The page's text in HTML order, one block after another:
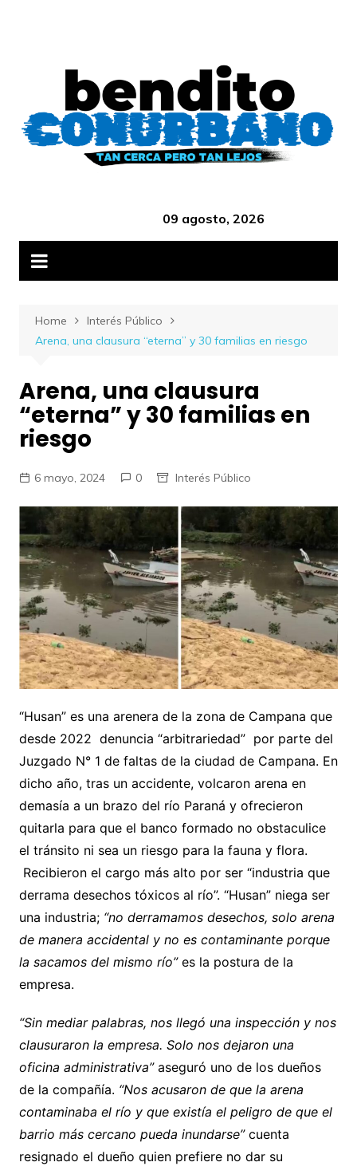
09 agosto, 2026
Home
Interés Público
Arena, una clausura “eterna” y 30 familias en riesgo
Arena, una clausura
“eterna” y 30 familias en
riesgo
6 mayo, 2024 0 Interés Público
“Husan” es una arenera de la zona de Campana que
desde 2022 denuncia “arbitrariedad” por parte del
Juzgado N° 1 de faltas de la ciudad de Campana. En
dicho año, tras un accidente, volcaron arena en
demasía a un brazo del río Paraná y ofrecieron
quitarla para que el banco formado no obstaculice
el tránsito ni sea un riesgo para la fauna y flora.
Recibieron el cargo más alto por ser “industria que
derrama desechos tóxicos al río”. “Husan” niega ser
una industria; “no derramamos desechos, solo arena
de manera accidental y no es contaminante porque
la sacamos del mismo río”es la postura de la
empresa.
“Sin mediar palabras, nos llegó una inspección y nos
clausuraron la empresa. Solo nos dejaron una
oficina administrativa”aseguró uno de los dueños
de la compañía. “Nos acusaron de que la arena
contaminaba el río y que existía el peligro de que el
barrio más cercano pueda inundarse”cuenta
resignado el dueño quien prefiere no dar su